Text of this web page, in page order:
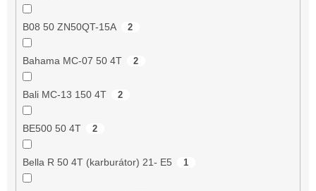
B08 50 ZN50QT-15A 2
Bahama MC-07 50 4T 2
Bali MC-13 150 4T 2
BE500 50 4T 2
Bella R 50 4T (karburátor) 21- E5 1